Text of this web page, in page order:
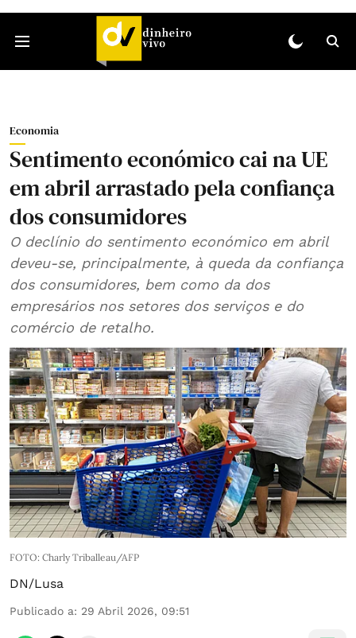
Economia
Sentimento económico cai na UE
em abril arrastado pela confiança
dos consumidores
O declínio do sentimento económico em abril
deveu-se, principalmente, à queda da confiança
dos consumidores, bem como da dos
empresários nos setores dos serviços e do
comércio de retalho.
FOTO: Charly Triballeau/AFP
DN/Lusa
Publicado a: 29 Abril 2026, 09:51